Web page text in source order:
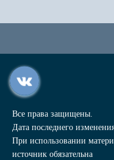
Все права защищены.
Дата последнего
При использовании
источник обязательна